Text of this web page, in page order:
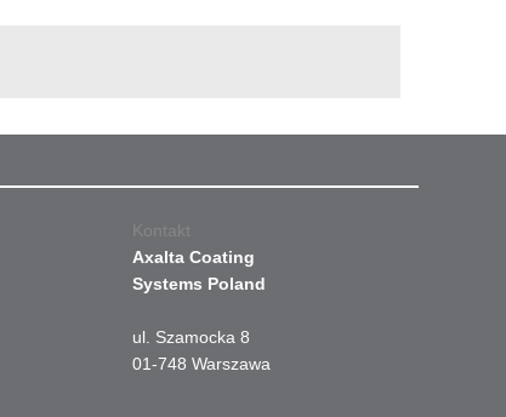
Kontakt
Axalta Coating
Systems Poland
ul. Szamocka 8
01-748 Warszawa